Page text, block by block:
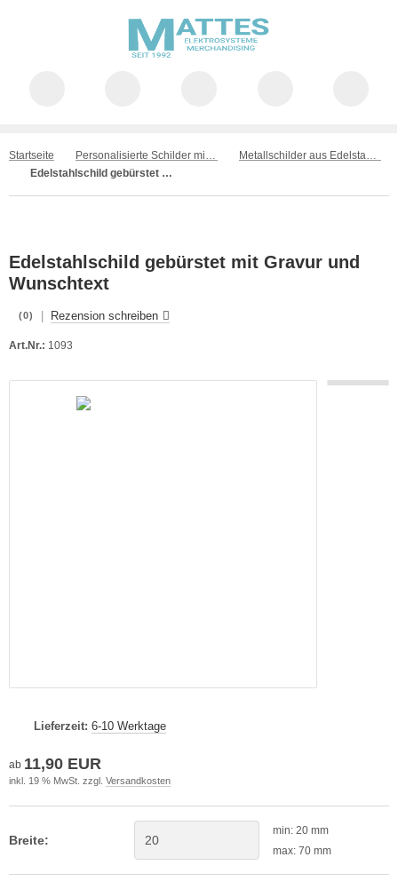
Startseite Personalisierte Schilder mit Wunschtext – individuell gefertigt
Metallschilder aus Edelstahl, Messing und Kupfer
Edelstahlschild gebürstet mit Gravur und Wunschtext
Edelstahlschild gebürstet mit Gravur und
Wunschtext
(0) Rezension schreiben
Art.Nr.: 1093
Lieferzeit: 6-10 Werktage
ab 11,90 EUR
inkl. 19 % MwSt. zzgl. Versandkosten
Breite:
min: 20 mm
max: 70 mm